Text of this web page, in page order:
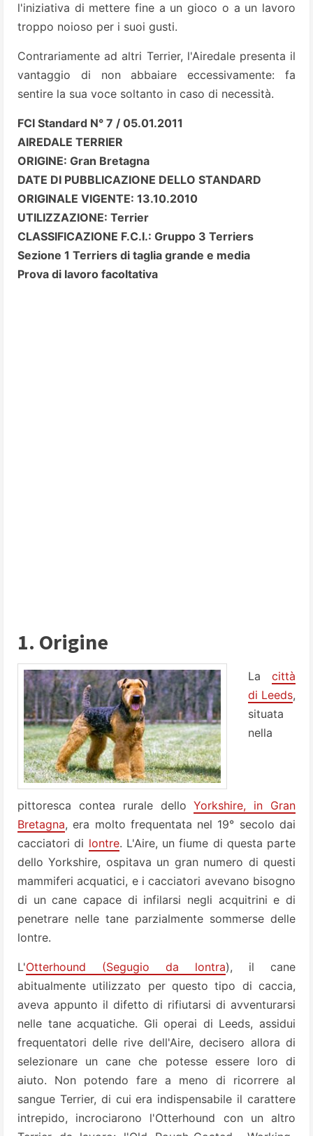
l'iniziativa di mettere fine a un gioco o a un lavoro
troppo noioso per i suoi gusti.
Contrariamente ad altri Terrier, l'Airedale presenta il
vantaggio di non abbaiare eccessivamente: fa
sentire la sua voce soltanto in caso di necessità.
FCI Standard N° 7 / 05.01.2011
AIREDALE TERRIER
ORIGINE: Gran Bretagna
DATE DI PUBBLICAZIONE DELLO STANDARD
ORIGINALE VIGENTE: 13.10.2010
UTILIZZAZIONE: Terrier
CLASSIFICAZIONE F.C.I.: Gruppo 3 Terriers
Sezione 1 Terriers di taglia grande e media
Prova di lavoro facoltativa
1. Origine
La città
di Leeds,
situata
nella
pittoresca contea rurale delloYorkshire, in Gran
Bretagna, era molto frequentata nel 19° secolo dai
cacciatori di lontre. L'Aire, un fiume di questa parte
dello Yorkshire, ospitava un gran numero di questi
mammiferi acquatici, e i cacciatori avevano bisogno
di un cane capace di infilarsi negli acquitrini e di
penetrare nelle tane parzialmente sommerse delle
lontre.
L'Otterhound (Segugio da lontra), il cane
abitualmente utilizzato per questo tipo di caccia,
aveva appunto il difetto di rifiutarsi di avventurarsi
nelle tane acquatiche. Gli operai di Leeds, assidui
frequentatori delle rive dell'Aire, decisero allora di
selezionare un cane che potesse essere loro di
aiuto. Non potendo fare a meno di ricorrere al
sangue Terrier, di cui era indispensabile il carattere
intrepido, incrociarono l'Otterhound con un altro